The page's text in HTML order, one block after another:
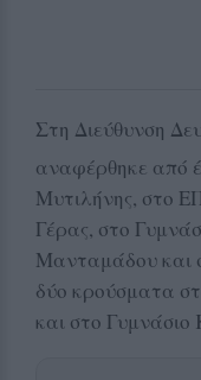
Στη Διεύθυνση
αναφέρθηκε από
Μυτιλήνης, στο
Γέρας, στο
Μανταμάδου και
δύο κρούσματα
και στο